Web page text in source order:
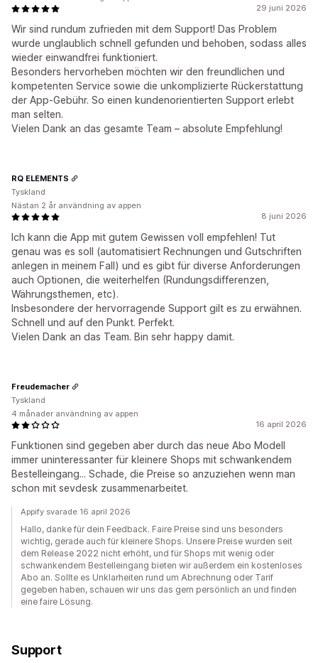
29 juni 2026
Wir sind rundum zufrieden mit dem Support! Das Problem
wurde unglaublich schnell gefunden und behoben, sodass alles
wieder einwandfrei funktioniert.
Besonders hervorheben möchten wir den freundlichen und
kompetenten Service sowie die unkomplizierte Rückerstattung
der App-Gebühr. So einen kundenorientierten Support erlebt
man selten.
Vielen Dank an das gesamte Team – absolute Empfehlung!
8 juni 2026
Ich kann die App mit gutem Gewissen voll empfehlen! Tut
genau was es soll (automatisiert Rechnungen und Gutschriften
anlegen in meinem Fall) und es gibt für diverse Anforderungen
auch Optionen, die weiterhelfen (Rundungsdifferenzen,
Währungsthemen, etc).
Insbesondere der hervorragende Support gilt es zu erwähnen.
Schnell und auf den Punkt. Perfekt.
Vielen Dank an das Team. Bin sehr happy damit.
RQ ELEMENTS
Tyskland
Nästan 2 år användning av appen
16 april 2026
Funktionen sind gegeben aber durch das neue Abo Modell
immer uninteressanter für kleinere Shops mit schwankendem
Bestelleingang... Schade, die Preise so anzuziehen wenn man
schon mit sevdesk zusammenarbeitet.
Freudemacher
Tyskland
4 månader användning av appen
Appify svarade 16 april 2026
Hallo, danke für dein Feedback. Faire Preise sind uns besonders
wichtig, gerade auch für kleinere Shops. Unsere Preise wurden seit
dem Release 2022 nicht erhöht, und für Shops mit wenig oder
schwankendem Bestelleingang bieten wir außerdem ein kostenloses
Abo an. Sollte es Unklarheiten rund um Abrechnung oder Tarif
gegeben haben, schauen wir uns das gern persönlich an und finden
eine faire Lösung.
Support